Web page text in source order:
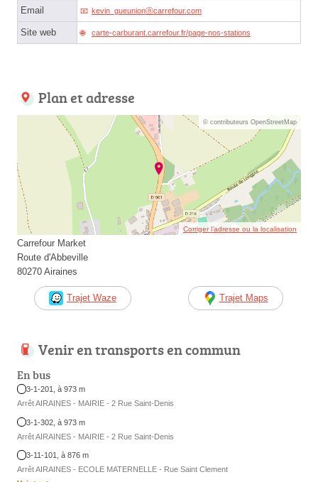
Email kevin_gueunionⓐcarrefour.com
Site web carte-carburant.carrefour.fr/page-nos-stations
Plan et adresse
© contributeurs OpenStreetMap
Corriger l’adresse ou la localisation
Carrefour Market
Route d'Abbeville
80270 Airaines
Trajet Waze Trajet Maps
Venir en transports en commun
En bus
3-1-201, à 973 m
Arrêt AIRAINES - MAIRIE - 2 Rue Saint-Denis
3-1-302, à 973 m
Arrêt AIRAINES - MAIRIE - 2 Rue Saint-Denis
3-11-101, à 876 m
Arrêt AIRAINES - ECOLE MATERNELLE - Rue Saint Clement